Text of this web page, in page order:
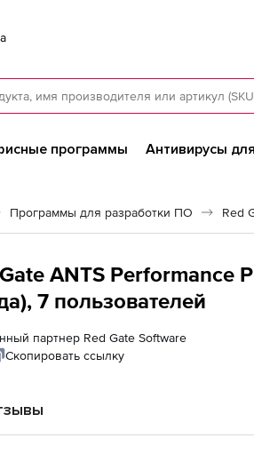
программы Антивирусы
Программы для разработки ПО Red
ANTS Performance
7 пользователей
партнер Red Gate Software
Скопировать ссылку